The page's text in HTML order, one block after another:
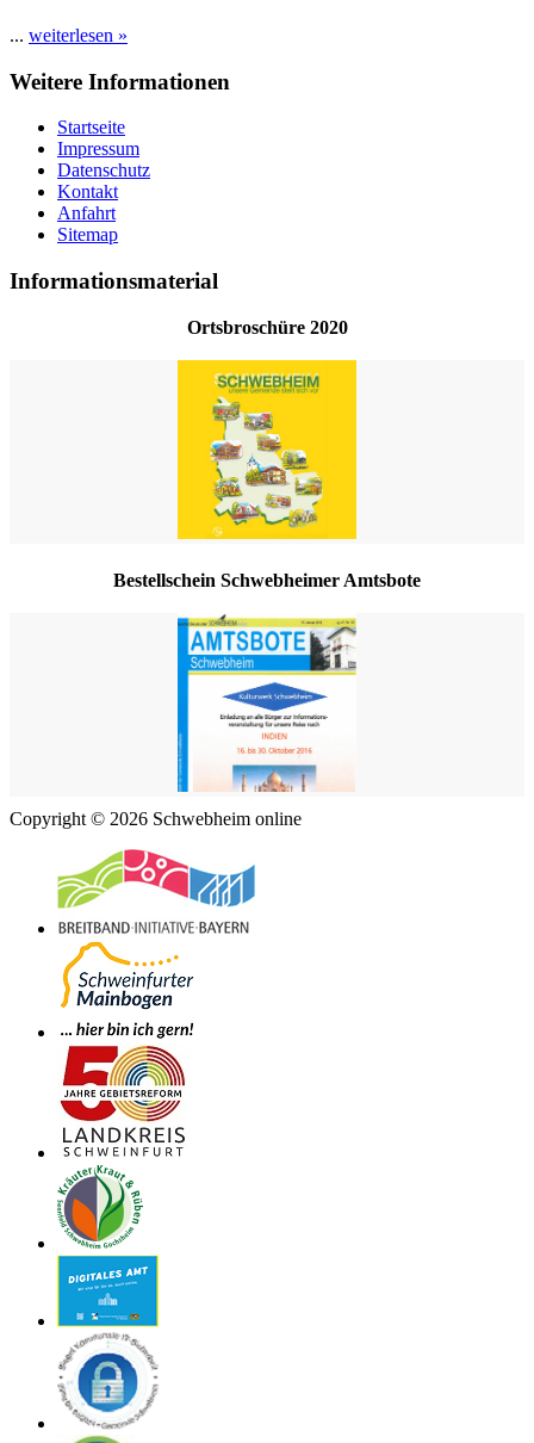
... weiterlesen »
Weitere Informationen
Startseite
Impressum
Datenschutz
Kontakt
Anfahrt
Sitemap
Informationsmaterial
Ortsbroschüre 2020
Bestellschein Schwebheimer Amtsbote
Copyright © 2026 Schwebheim online